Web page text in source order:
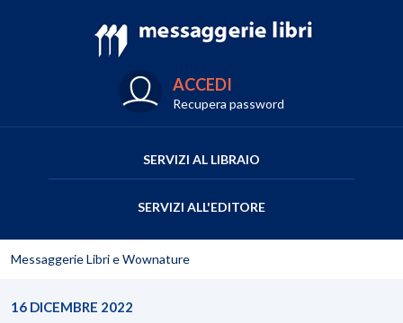
ACCEDI
Recupera password
SERVIZI AL LIBRAIO
SERVIZI ALL'EDITORE
Messaggerie Libri e Wownature
16 DICEMBRE 2022